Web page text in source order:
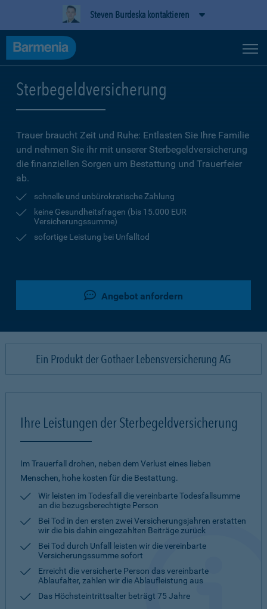
Steven Burdeska kontaktieren
Sterbegeldversicherung
Trauer braucht Zeit und Ruhe: Entlasten Sie Ihre Familie
und nehmen Sie ihr mit unserer Sterbegeldversicherung
die finanziellen Sorgen um Bestattung und Trauerfeier
ab.
schnelle und unbürokratische Zahlung
keine Gesundheitsfragen (bis 15.000 EUR
Versicherungssumme)
sofortige Leistung bei Unfalltod
Angebot anfordern
Ein Produkt der Gothaer Lebensversicherung AG
Ihre Leistungen der Sterbegeldversicherung
Im Trauerfall drohen, neben dem Verlust eines lieben
Menschen, hohe kosten für die Bestattung.
Wir leisten im Todesfall die vereinbarte Todesfallsumme
an die bezugsberechtigte Person
Bei Tod in den ersten zwei Versicherungsjahren erstatten
wir die bis dahin eingezahlten Beiträge zurück
Bei Tod durch Unfall leisten wir die vereinbarte
Versicherungssumme sofort
Erreicht die versicherte Person das vereinbarte
Ablaufalter, zahlen wir die Ablaufleistung aus
Das Höchsteintrittsalter beträgt 75 Jahre